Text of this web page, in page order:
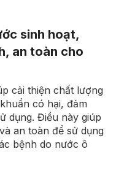
sinh hoạt,
an toàn cho
cải thiện chất lượng
có hại, đảm
dụng. Điều này giúp
an toàn để sử dụng
bệnh do nước ô